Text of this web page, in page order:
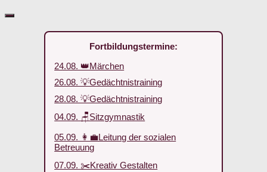
Fortbildungstermine:
24.08. 👑Märchen
26.08. 💡Gedächtnistraining
28.08. 💡Gedächtnistraining
04.09. 🪑Sitzgymnastik
05.09. 👩‍💼Leitung der sozialen
Betreuung
07.09. ✂️Kreativ Gestalten